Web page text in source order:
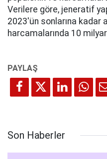
Verilere göre, jeneratif
2023'ün sonlarına kadar
harcamalarında 10 milyar
Son Haberler